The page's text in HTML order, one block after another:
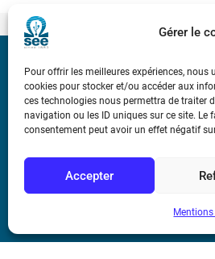
Gérer le
Pour offrir les meilleures expériences,
cookies pour stocker et/ou accéder aux
ces technologies nous permettra de traiter
navigation ou les ID uniques sur ce site. Le
consentement peut avoir un effet négatif
Accepter
Mentions